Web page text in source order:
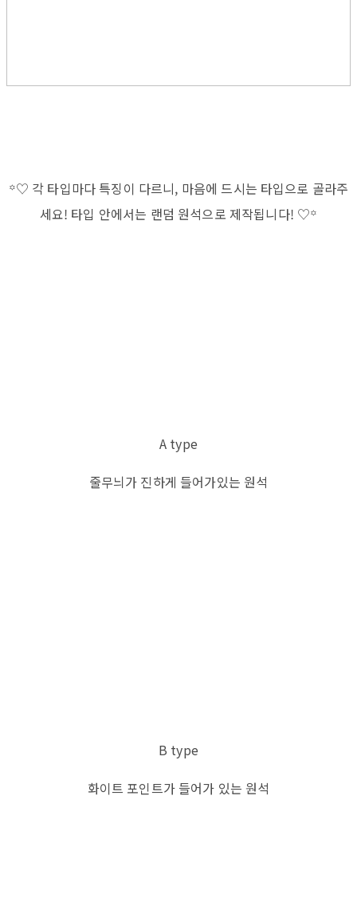
꙳♡ 각 타입마다 특징이 다르니, 마음에 드시는 타입으로 골라주
세요! 타입 안에서는 랜덤 원석으로 제작됩니다! ♡꙳
A type
줄무늬가 진하게 들어가있는 원석
B type
화이트 포인트가 들어가 있는 원석